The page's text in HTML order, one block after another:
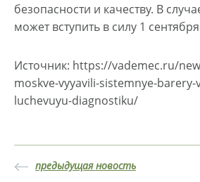
безопасности и качеству. В
может вступить в силу 1
Источник: https://vademec.ru/
moskve-vyyavili-sistemnye-
luchevuyu-diagnostiku/
предыдущая новость